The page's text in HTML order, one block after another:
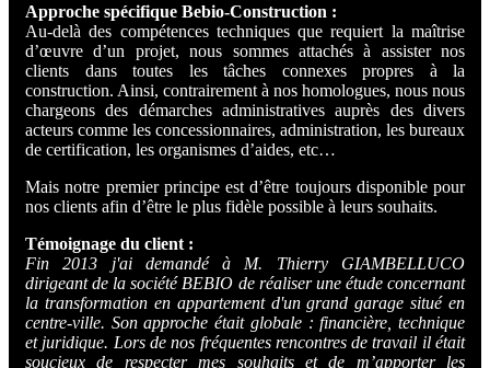
Approche spécifique Bebio-Construction :
Au-delà des compétences techniques que requiert la maîtrise
d’œuvre d’un projet, nous sommes attachés à assister nos
clients dans toutes les tâches connexes propres à la
construction. Ainsi, contrairement à nos homologues, nous nous
chargeons des démarches administratives auprès des divers
acteurs comme les concessionnaires, administration, les bureaux
de certification, les organismes d’aides, etc…
Mais notre premier principe est d’être toujours disponible pour
nos clients afin d’être le plus fidèle possible à leurs souhaits.
Témoignage du client :
Fin 2013 j'ai demandé à M. Thierry GIAMBELLUCO
dirigeant de la société BEBIO de réaliser une étude concernant
la transformation en appartement d'un grand garage situé en
centre-ville. Son approche était globale : financière, technique
et juridique. Lors de nos fréquentes rencontres de travail il était
soucieux de respecter mes souhaits et de m’apporter les